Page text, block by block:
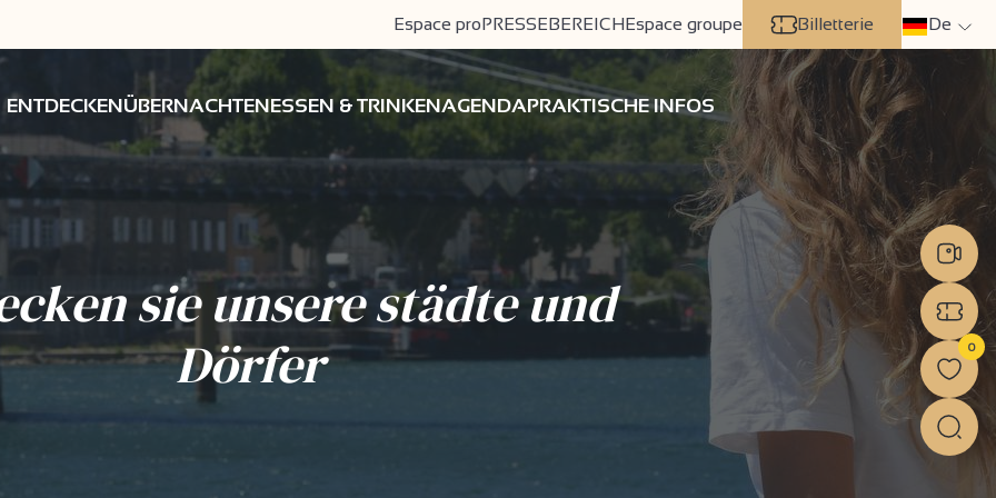
Espace proPRESSEBEREICHEspace groupe Billetterie De
ENTDECKENÜBERNACHTENESSEN & TRINKENAGENDAPRAKTISCHE INFOS
sie unsere städte und
Dörfer
0